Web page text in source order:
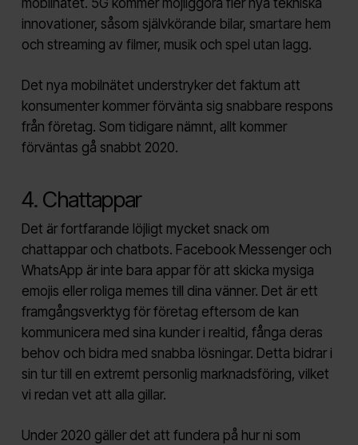
innovationer, såsom självkörande bilar, smartare hem
och streaming av filmer, musik och spel utan lagg.
Det nya mobilnätet understryker det faktum att
konsumenter kommer förvänta sig snabbare respons
från företag. Som tidigare nämnt, allt kommer
förväntas gå snabbt 2020.
4. Chattappar
Det är fortfarande löjligt mycket snack om
chattappar och chatbots. Facebook Messenger och
WhatsApp är inte bara appar för att skicka mysiga
emojis eller roliga memes till dina vänner. Det är ett
framgångsverktyg för företag eftersom de kan
kommunicera med sina kunder i realtid, fånga deras
behov och bidra med snabba lösningar. Detta bidrar i
sin tur till en extremt personlig marknadsföring, vilket
vi redan vet att alla gillar.
Under 2020 gäller det att fundera på hur ni som